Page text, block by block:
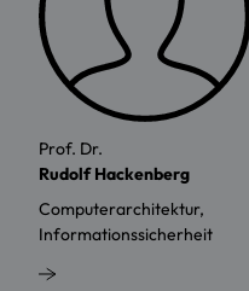
Prof. Dr.
Rudolf Hackenberg
Computerarchitektur,
Informationssicherheit